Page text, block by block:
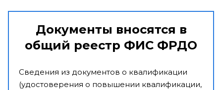
Документы вносятся в
общий реестр ФИС ФРДО
Сведения из документов о квалификации
(удостоверения о повышении квалификации,